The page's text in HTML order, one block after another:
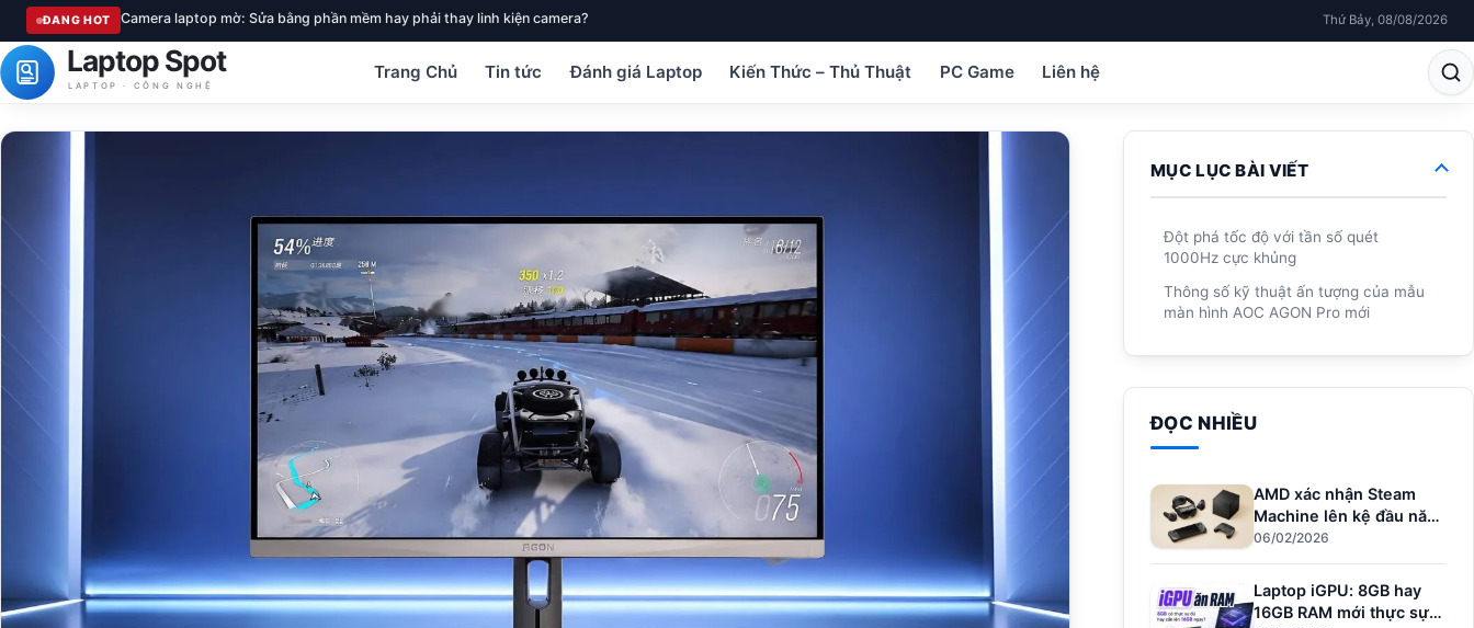
ĐANG HOT Camera laptop mờ: Sửa bằng phần mềm hay phải thay linh kiện camera? Thứ Bảy, 08/08/2026
Laptop Spot
LAPTOP · CÔNG NGHỆ
Trang Chủ Tin tức Đánh giá Laptop Kiến Thức – Thủ Thuật PC Game Liên hệ
MỤC LỤC BÀI VIẾT
Đột phá tốc độ với tần số quét
1000Hz cực khủng
Thông số kỹ thuật ấn tượng của mẫu
màn hình AOC AGON Pro mới
ĐỌC NHIỀU
AMD xác nhận Steam
Machine lên kệ đầu năm
nay – Đối thủ mới của
PS5
06/02/2026
Laptop iGPU: 8GB hay
16GB RAM mới thực sự